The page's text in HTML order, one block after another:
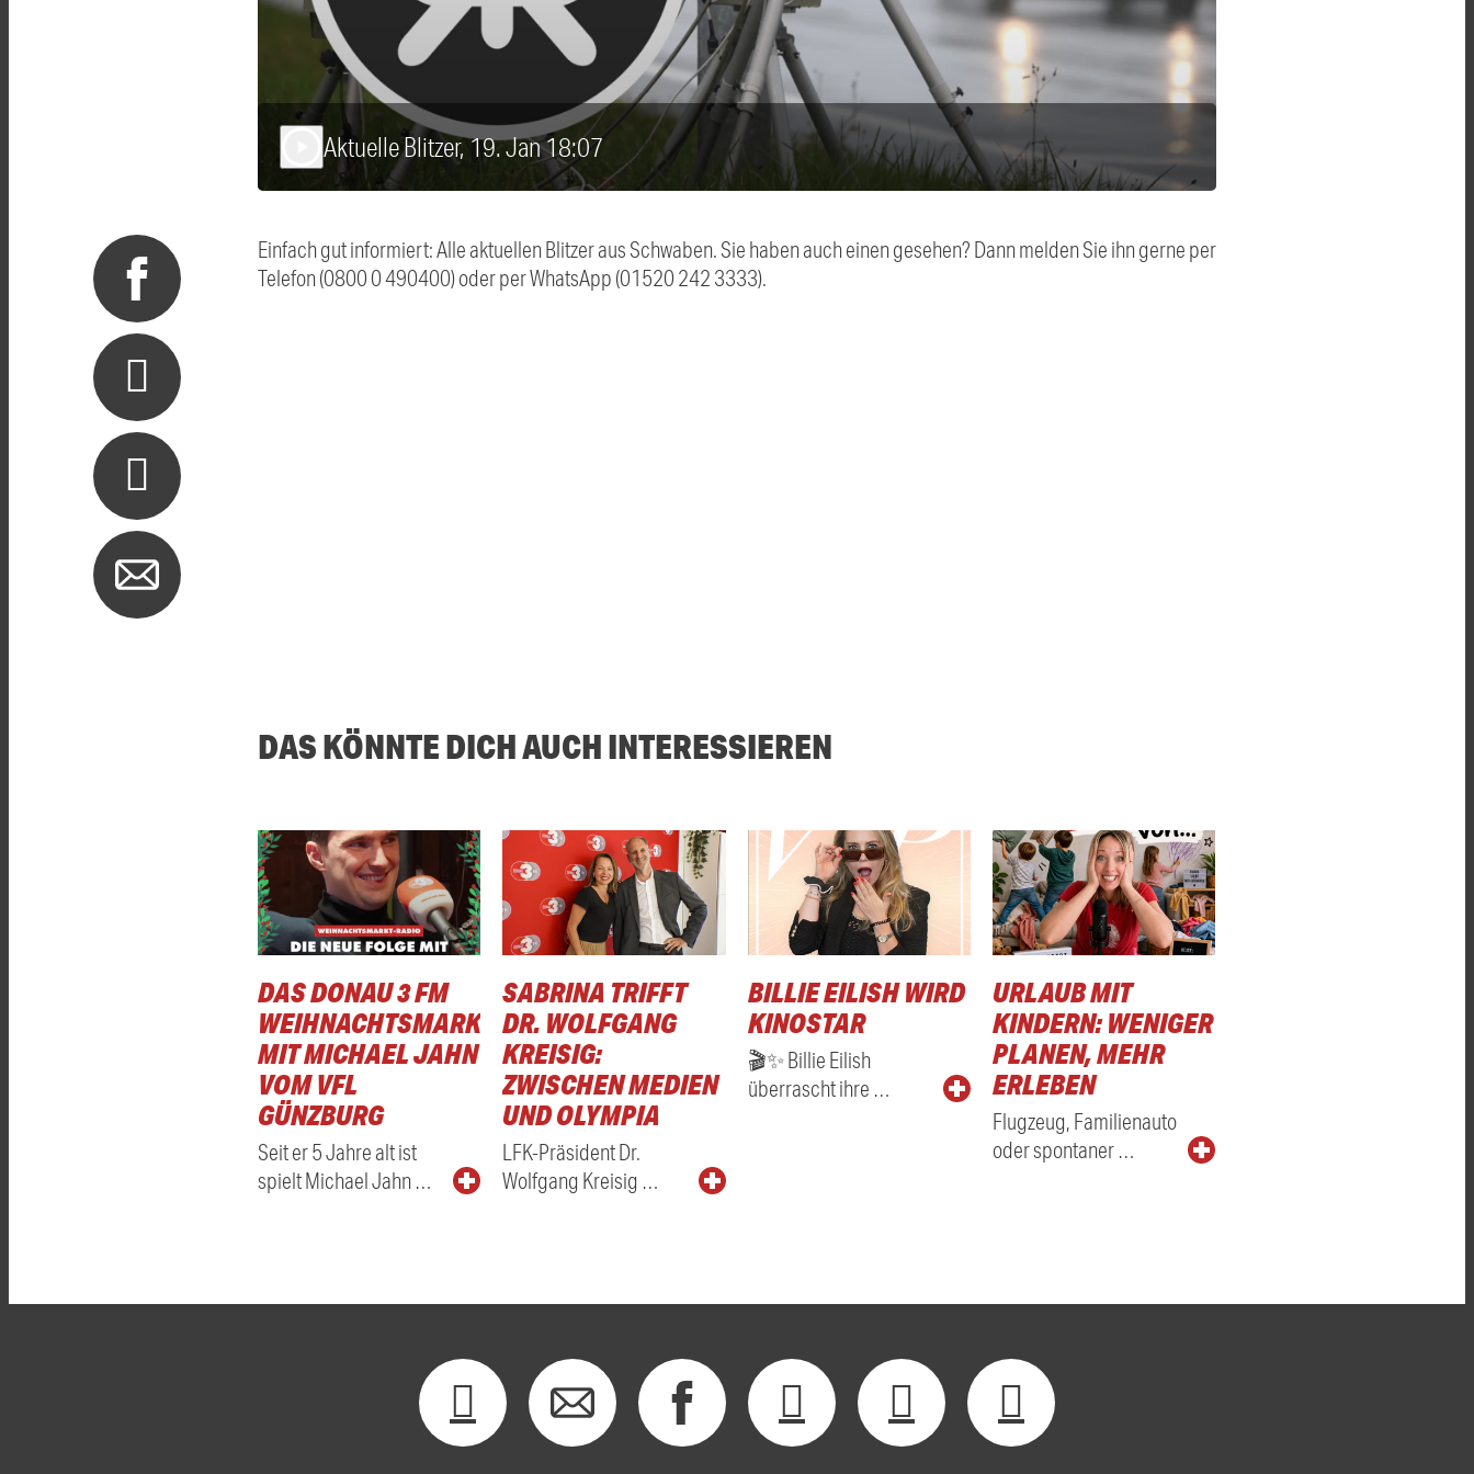
Aktuelle Blitzer, 19. Jan 18:07
Einfach gut informiert: Alle aktuellen Blitzer aus Schwaben. Sie haben auch einen gesehen? Dann melden Sie ihn gerne per
Telefon (0800 0 490400) oder per WhatsApp (01520 242 3333).
DAS KÖNNTE DICH AUCH INTERESSIEREN
DAS DONAU 3 FM
WEIHNACHTSMARKTRADIO
MIT MICHAEL JAHN
VOM VFL
GÜNZBURG
Seit er 5 Jahre alt ist
spielt Michael Jahn …
SABRINA TRIFFT
DR. WOLFGANG
KREISIG:
ZWISCHEN MEDIEN
UND OLYMPIA
LFK-Präsident Dr.
Wolfgang Kreisig …
BILLIE EILISH WIRD
KINOSTAR
🎬✨ Billie Eilish
überrascht ihre …
URLAUB MIT
KINDERN: WENIGER
PLANEN, MEHR
ERLEBEN
Flugzeug, Familienauto
oder spontaner …